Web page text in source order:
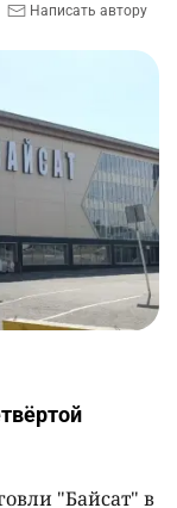
Написать автору
"Байсат" в